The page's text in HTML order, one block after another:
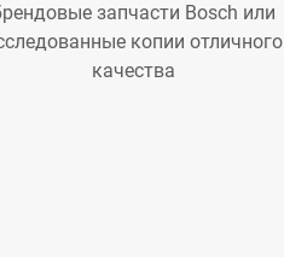
запчасти Bosch или
копии отличного
качества